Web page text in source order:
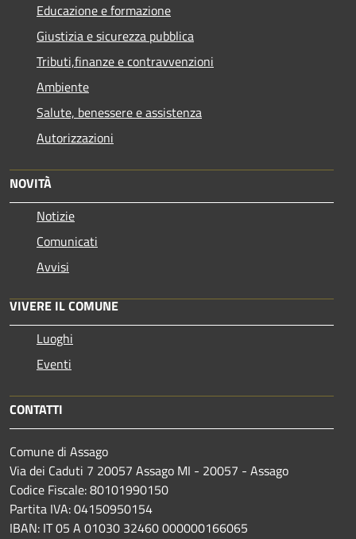
Educazione e formazione
Giustizia e sicurezza pubblica
Tributi,finanze e contravvenzioni
Ambiente
Salute, benessere e assistenza
Autorizzazioni
NOVITÀ
Notizie
Comunicati
Avvisi
VIVERE IL COMUNE
Luoghi
Eventi
CONTATTI
Comune di Assago
Via dei Caduti 7 20057 Assago MI - 20057 - Assago
Codice Fiscale: 80101990150
Partita IVA: 04150950154
IBAN: IT 05 A 01030 32460 000000166065